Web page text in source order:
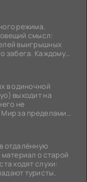
режима.
смысл:
выигрышных
забега. Каждому
в одиночной
выходит на
не
за пределами
отдалённую
о старой
ходят слухи:
туристы.